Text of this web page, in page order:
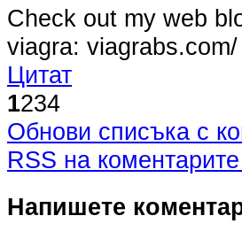
Check out my web
viagra: viagrabs.com/
Цитат
1234
Обнови списъка с
RSS на
Напишете